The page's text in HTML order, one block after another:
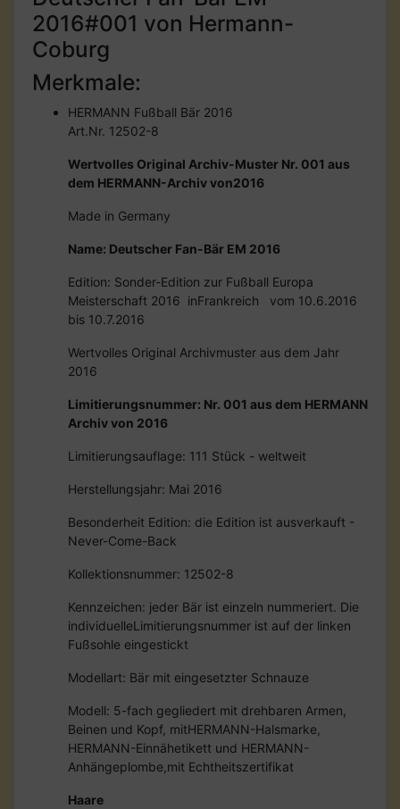
2016#001 von Hermann-
Coburg
Merkmale:
HERMANN Fußball Bär 2016
Art.Nr. 12502-8
Wertvolles Original Archiv-Muster Nr. 001 aus
dem HERMANN-Archiv von2016
Made in Germany
Name: Deutscher Fan-Bär EM 2016
Edition: Sonder-Edition zur Fußball Europa
Meisterschaft 2016 inFrankreich vom 10.6.2016
bis 10.7.2016
Wertvolles Original Archivmuster aus dem Jahr
2016
Limitierungsnummer: Nr. 001 aus dem HERMANN
Archiv von 2016
Limitierungsauflage: 111 Stück - weltweit
Herstellungsjahr: Mai 2016
Besonderheit Edition: die Edition ist ausverkauft -
Never-Come-Back
Kollektionsnummer: 12502-8
Kennzeichen: jeder Bär ist einzeln nummeriert. Die
individuelleLimitierungsnummer ist auf der linken
Fußsohle eingestickt
Modellart: Bär mit eingesetzter Schnauze
Modell: 5-fach gegliedert mit drehbaren Armen,
Beinen und Kopf, mitHERMANN-Halsmarke,
HERMANN-Einnähetikett und HERMANN-
Anhängeplombe,mit Echtheitszertifikat
Haare